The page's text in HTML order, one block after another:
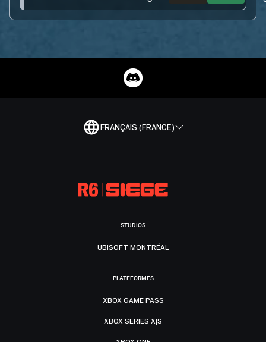
FRANÇAIS (FRANCE)
STUDIOS
UBISOFT MONTRÉAL
PLATEFORMES
XBOX GAME PASS
XBOX SERIES X|S